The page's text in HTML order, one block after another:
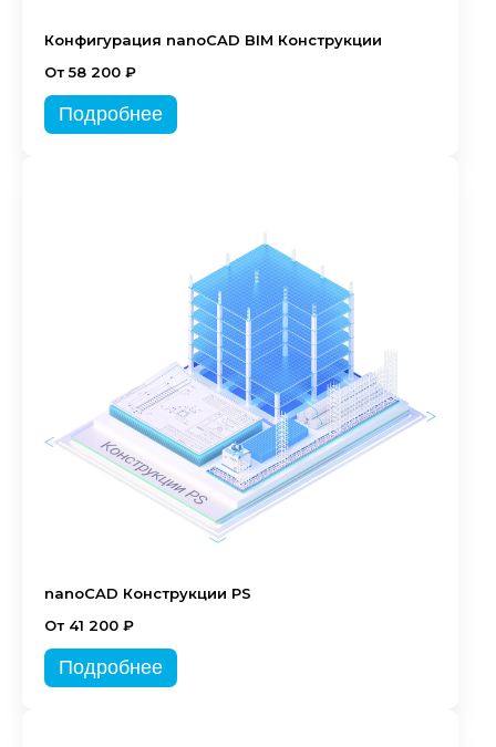
Конфигурация nanoCAD BIM Конструкции
От 58 200 ₽
Подробнее
nanoCAD Конструкции PS
От 41 200 ₽
Подробнее